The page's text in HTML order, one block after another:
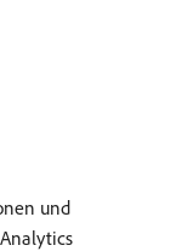
und